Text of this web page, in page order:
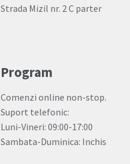
Strada Mizil nr. 2 C parter
Program
Comenzi online non-stop.
Suport telefonic:
Luni-Vineri: 09:00-17:00
Sambata-Duminica: Inchis